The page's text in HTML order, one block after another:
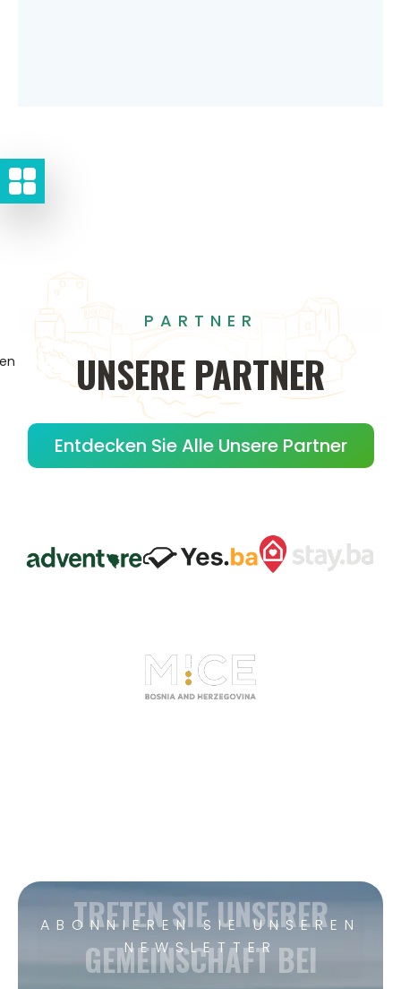
PARTNER
UNSERE PARTNER
Entdecken Sie Alle Unsere Partner
ABONNIEREN SIE UNSEREN
NEWSLETTER
TRETEN SIE UNSERER
GEMEINSCHAFT BEI